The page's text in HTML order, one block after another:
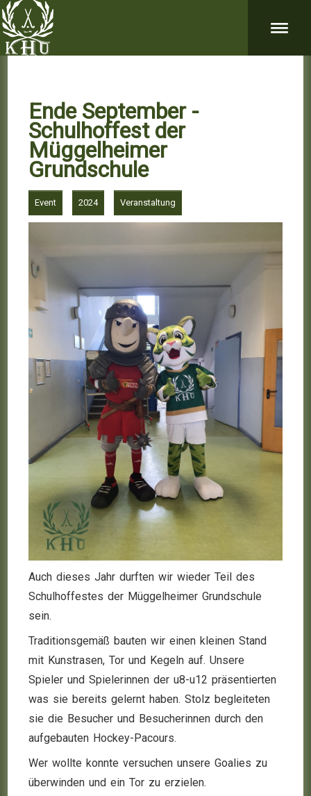
Ende September -
Schulhoffest der
Müggelheimer
Grundschule
Event 2024 Veranstaltung
Auch dieses Jahr durften wir wieder Teil des
Schulhoffestes der Müggelheimer Grundschule
sein.
Traditionsgemäß bauten wir einen kleinen Stand
mit Kunstrasen, Tor und Kegeln auf. Unsere
Spieler und Spielerinnen der u8-u12 präsentierten
was sie bereits gelernt haben. Stolz begleiteten
sie die Besucher und Besucherinnen durch den
aufgebauten Hockey-Pacours.
Wer wollte konnte versuchen unsere Goalies zu
überwinden und ein Tor zu erzielen.